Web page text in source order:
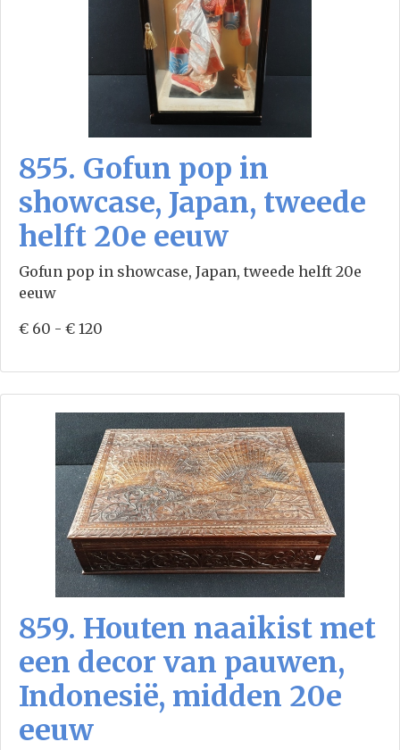
855. Gofun pop in
showcase, Japan, tweede
helft 20e eeuw
Gofun pop in showcase, Japan, tweede helft 20e
eeuw
€ 60 - € 120
859. Houten naaikist met
een decor van pauwen,
Indonesië, midden 20e
eeuw